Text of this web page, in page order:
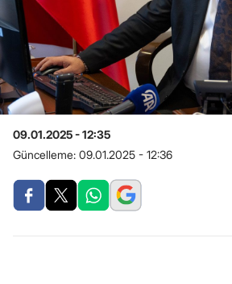
09.01.2025 - 12:35
Güncelleme: 09.01.2025 - 12:36